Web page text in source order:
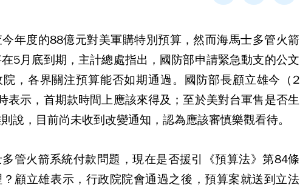
年度的88億元對美軍購特別預算，然而海馬士多管火箭
5月底到期，主計總處指出，國防部申請緊急動支的公文
院，各界關注預算能否如期通過。國防部長顧立雄今（2
表示，首期款時間上應該來得及；至於美對台軍售是否生
說，目前尚未收到改變通知，認為應該審慎樂觀看待。
管火箭系統付款問題，現在是否援引《預算法》第84條
顧立雄表示，行政院院會通過之後，預算案就送到立法